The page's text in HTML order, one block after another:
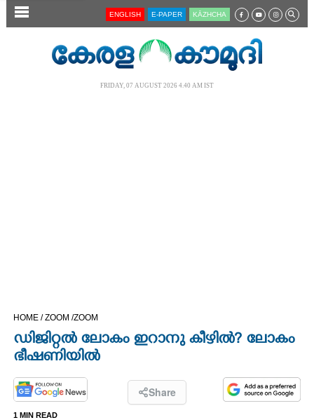
SECTIONS ENGLISH E-PAPER KĀZHCHA
FRIDAY, 07 AUGUST 2026 4.40 AM IST
HOME /ZOOM /ZOOM
ഡിജിറ്റൽ ലോകം ഇറാനു കീഴിൽ? ലോകം
ഭീഷണിയിൽ
Share
1 MIN READ